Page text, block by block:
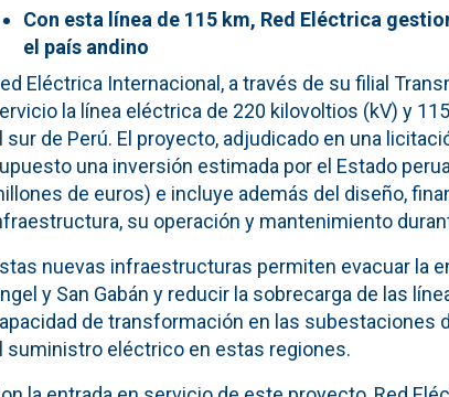
Con esta línea de 115 km, Red Eléctrica
el país andino
Eléctrica Internacional, a través de su filial
la línea eléctrica de 220 kilovoltios (kV) y
sur de Perú. El proyecto, adjudicado en una
una inversión estimada por el Estado
de euros) e incluye además del diseño,
su operación y mantenimiento
nuevas infraestructuras permiten evacuar la
y San Gabán y reducir la sobrecarga de las
de transformación en las subestaciones
suministro eléctrico en estas regiones.